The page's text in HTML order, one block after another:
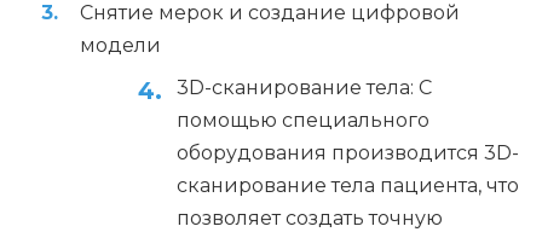
Снятие мерок и создание цифровой
модели
3D-сканирование тела: С
помощью специального
оборудования производится 3D-
сканирование тела пациента, что
позволяет создать точную